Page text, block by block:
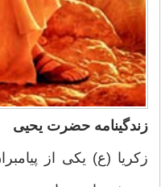
زندگینامه حضرت یحیی
زکریا (ع) یکى از